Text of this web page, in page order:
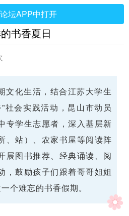
坛APP中打开
书香夏日
文化生活，结合江苏大学生
社会实践活动，昆山市动员
专学生志愿者，深入基层新
、站）、农家书屋等阅读阵
展图书推荐、经典诵读、阅
，鼓励孩子们跟着哥哥姐姐
个难忘的书香假期。